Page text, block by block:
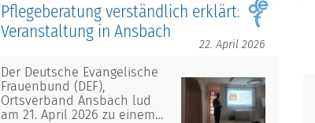
Pflegeberatung verständlich erklärt:
Veranstaltung in Ansbach
22. April 2026
Der Deutsche Evangelische
Frauenbund (DEF),
Ortsverband Ansbach lud
am 21. April 2026 zu einem…